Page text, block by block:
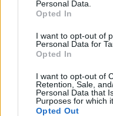
Personal Data.
Opted In
I want to opt-out of
Personal Data for
Opted In
I want to opt-out of
Retention, Sale,
Personal Data that
Purposes for which
Opted Out
νέο κύμα ισχυρών
Επιτροπή